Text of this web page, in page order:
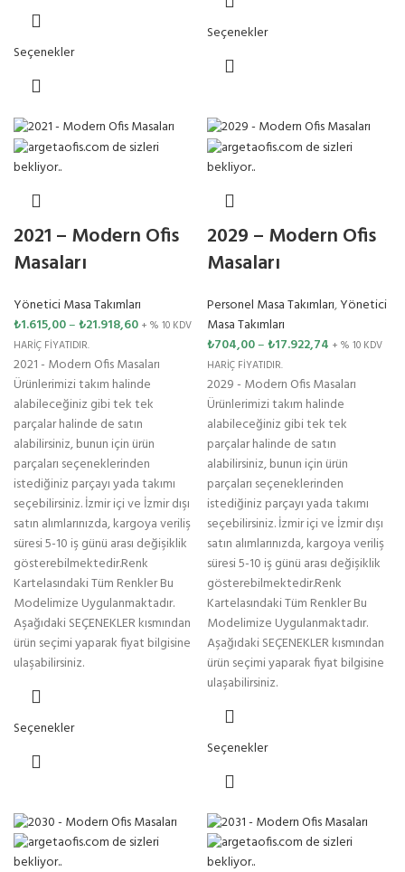
Seçenekler
Seçenekler
2021 – Modern Ofis
Masaları
Yönetici Masa Takımları
₺1.615,00–₺21.918,60 + % 10 KDV
HARİÇ FİYATIDIR.
2021 - Modern Ofis Masaları
Ürünlerimizi takım halinde
alabileceğiniz gibi tek tek
parçalar halinde de satın
alabilirsiniz, bunun için ürün
parçaları seçeneklerinden
istediğiniz parçayı yada takımı
seçebilirsiniz. İzmir içi ve İzmir dışı
satın alımlarınızda, kargoya veriliş
süresi 5-10 iş günü arası değişiklik
gösterebilmektedir.Renk
Kartelasındaki Tüm Renkler Bu
Modelimize Uygulanmaktadır.
Aşağıdaki SEÇENEKLER kısmından
ürün seçimi yaparak fiyat bilgisine
ulaşabilirsiniz.
Seçenekler
2029 – Modern Ofis
Masaları
Personel Masa Takımları,Yönetici
Masa Takımları
₺704,00–₺17.922,74 + % 10 KDV
HARİÇ FİYATIDIR.
2029 - Modern Ofis Masaları
Ürünlerimizi takım halinde
alabileceğiniz gibi tek tek
parçalar halinde de satın
alabilirsiniz, bunun için ürün
parçaları seçeneklerinden
istediğiniz parçayı yada takımı
seçebilirsiniz. İzmir içi ve İzmir dışı
satın alımlarınızda, kargoya veriliş
süresi 5-10 iş günü arası değişiklik
gösterebilmektedir.Renk
Kartelasındaki Tüm Renkler Bu
Modelimize Uygulanmaktadır.
Aşağıdaki SEÇENEKLER kısmından
ürün seçimi yaparak fiyat bilgisine
ulaşabilirsiniz.
Seçenekler